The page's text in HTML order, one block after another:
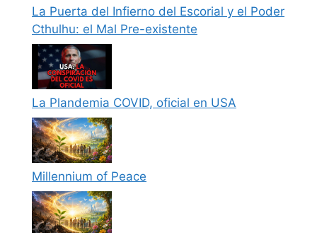
La Puerta del Infierno del Escorial y el Poder
Cthulhu: el Mal Pre-existente
La Plandemia COVID, oficial en USA
Millennium of Peace